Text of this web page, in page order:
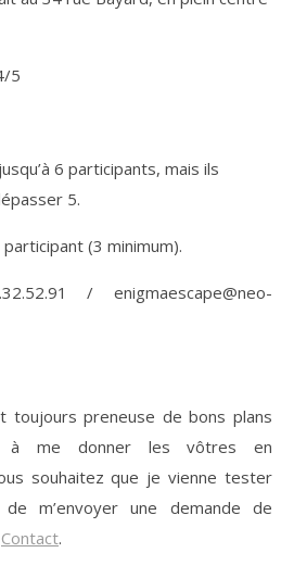
5
6 participants, mais ils
5.
(3 minimum).
/ enigmaescape@neo-
toujours preneuse de bons plans
à me donner les vôtres en
souhaitez que je vienne tester
m’envoyer une demande de
Contact.